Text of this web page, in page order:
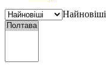
Найновіші